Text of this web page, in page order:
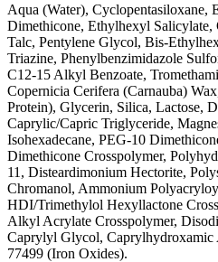
Aqua (Water), Cyclopentasiloxane,
Dimethicone, Ethylhexyl
Talc, Pentylene Glycol, Bis-
Triazine, Phenylbenzimidazole
C12-15 Alkyl Benzoate,
Copernicia Cerifera (Carnauba)
Protein), Glycerin, Silica, Lactose,
Caprylic/Capric Triglyceride,
Isohexadecane, PEG-10
Dimethicone Crosspolymer,
11, Disteardimonium Hectorite,
Chromanol, Ammonium
HDI/Trimethylol Hexyllactone
Alkyl Acrylate Crosspolymer,
Caprylyl Glycol,
77499 (Iron Oxides).